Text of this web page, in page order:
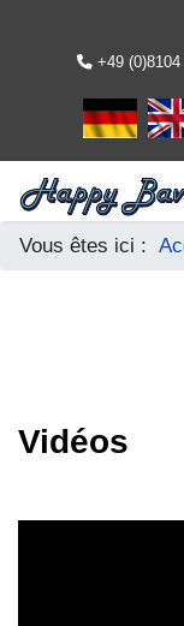
+49 (0)8104
Sélectionnez
Vous êtes ici :
Vidéos